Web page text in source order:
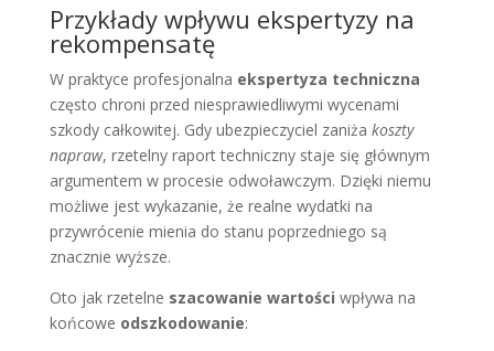
Przykłady wpływu ekspertyzy na
rekompensatę
W praktyce profesjonalna ekspertyza techniczna
często chroni przed niesprawiedliwymi wycenami
szkody całkowitej. Gdy ubezpieczyciel zaniża koszty
napraw, rzetelny raport techniczny staje się głównym
argumentem w procesie odwoławczym. Dzięki niemu
możliwe jest wykazanie, że realne wydatki na
przywrócenie mienia do stanu poprzedniego są
znacznie wyższe.
Oto jak rzetelne szacowanie wartości wpływa na
końcowe odszkodowanie: